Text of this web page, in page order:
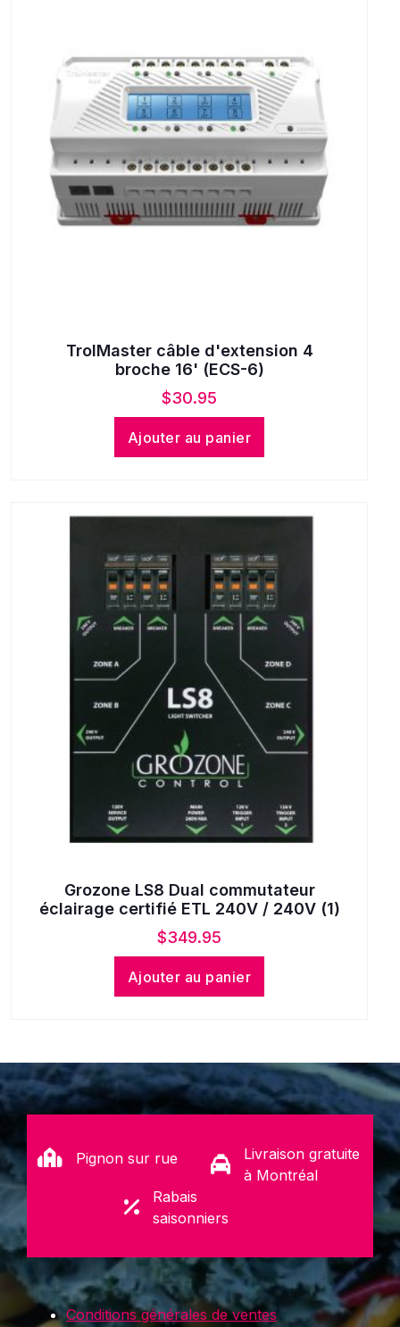
TrolMaster câble d'extension 4
broche 16' (ECS-6)
$30.95
Ajouter au panier
Grozone LS8 Dual commutateur
éclairage certifié ETL 240V / 240V (1)
$349.95
Ajouter au panier
Pignon sur rue
Livraison gratuite
à Montréal
Rabais
saisonniers
Conditions générales de ventes